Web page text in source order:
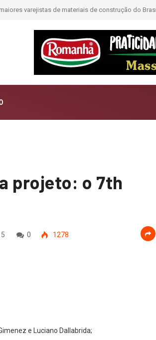
aposta na curadoria como novo luxo
projeto: o 7th
0 1278
e Luciano Dallabrida;